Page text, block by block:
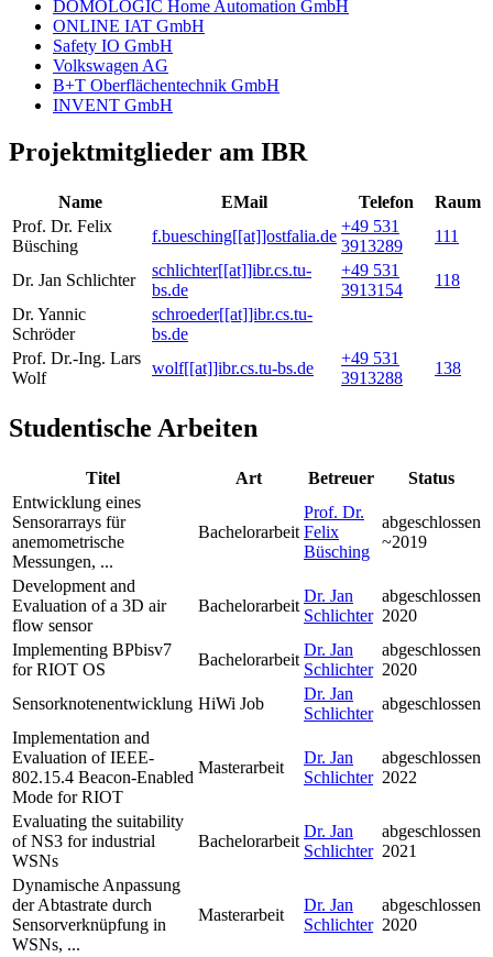
DOMOLOGIC Home Automation GmbH
ONLINE IAT GmbH
Safety IO GmbH
Volkswagen AG
B+T Oberflächentechnik GmbH
INVENT GmbH
Projektmitglieder am IBR
Name EMail Telefon
Raum
Prof. Dr. Felix
Büsching
f.buesching[[at]]ostfalia.de
+49 531
3913289
111
Dr. Jan Schlichter
schlichter[[at]]ibr.cs.tu-
bs.de
+49 531
3913154
118
Dr. Yannic
Schröder
schroeder[[at]]ibr.cs.tu-
bs.de
Prof. Dr.-Ing. Lars
Wolf
wolf[[at]]ibr.cs.tu-bs.de
+49 531
3913288
138
Studentische Arbeiten
Titel Art Betreuer
Status
Entwicklung eines
Sensorarrays für
anemometrische
Messungen, ...
Bachelorarbeit
Prof. Dr.
Felix
Büsching
abgeschlossen
~2019
Development and
Evaluation of a 3D air
flow sensor
Bachelorarbeit
Dr. Jan
Schlichter
abgeschlossen
2020
Implementing BPbisv7
for RIOT OS
Bachelorarbeit
Dr. Jan
Schlichter
abgeschlossen
2020
Sensorknotenentwicklung HiWi Job
Dr. Jan
Schlichter
abgeschlossen
Implementation and
Evaluation of IEEE-
802.15.4 Beacon-Enabled
Mode for RIOT
Masterarbeit
Dr. Jan
Schlichter
abgeschlossen
2022
Evaluating the suitability
of NS3 for industrial
WSNs
Bachelorarbeit
Dr. Jan
Schlichter
abgeschlossen
2021
Dynamische Anpassung
der Abtastrate durch
Sensorverknüpfung in
WSNs, ...
Masterarbeit
Dr. Jan
Schlichter
abgeschlossen
2020